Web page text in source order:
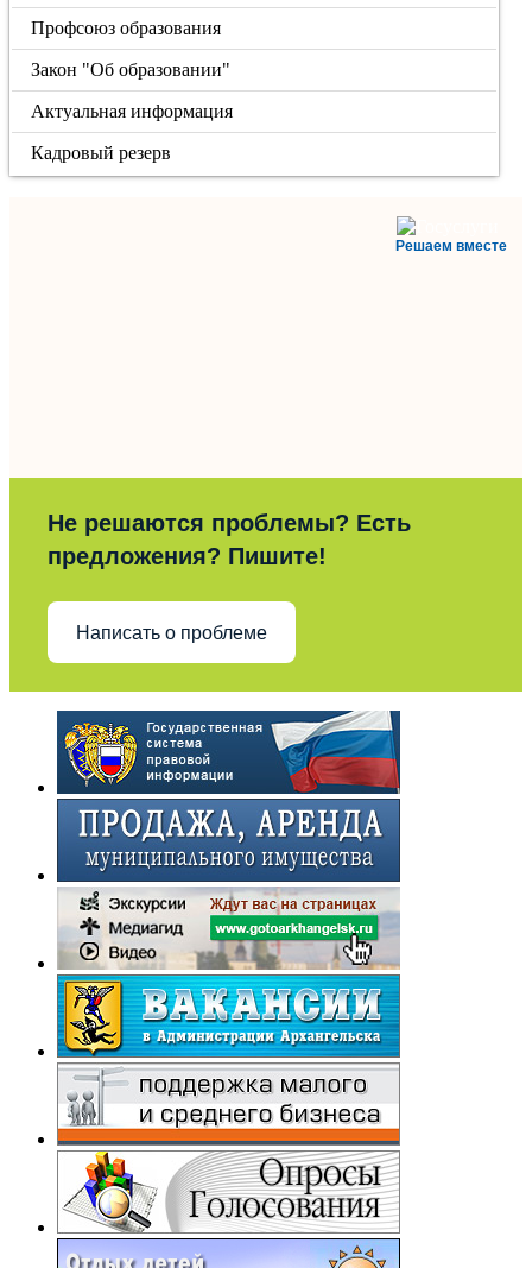
Профсоюз образования
Закон "Об образовании"
Актуальная информация
Кадровый резерв
Решаем вместе
Не решаются проблемы? Есть
предложения? Пишите!
Написать о проблеме